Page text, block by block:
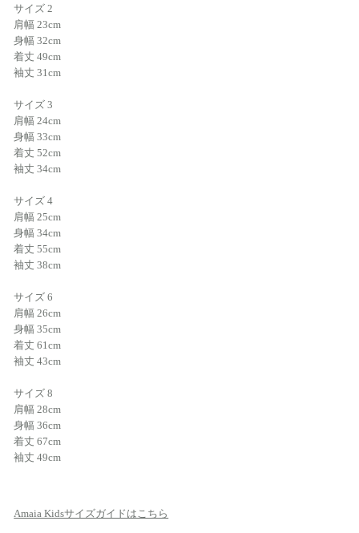
サイズ 2
肩幅 23cm
身幅 32cm
着丈 49cm
袖丈 31cm
サイズ 3
肩幅 24cm
身幅 33cm
着丈 52cm
袖丈 34cm
サイズ 4
肩幅 25cm
身幅 34cm
着丈 55cm
袖丈 38cm
サイズ 6
肩幅 26cm
身幅 35cm
着丈 61cm
袖丈 43cm
サイズ 8
肩幅 28cm
身幅 36cm
着丈 67cm
袖丈 49cm
Amaia Kidsサイズガイドはこちら